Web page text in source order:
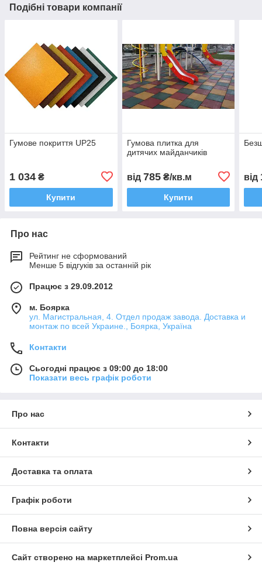
Подібні товари компанії
Гумове покриття UP25
1 034 ₴
Купити
Гумова плитка для
дитячих майданчиків
від 785₴/кв.м
Купити
від
Про нас
Рейтинг не сформований
Менше 5 відгуків за останній рік
Працює з 29.09.2012
м. Боярка
ул. Магистральная, 4. Отдел продаж завода. Доставка и
монтаж по всей Украине., Боярка, Україна
Контакти
Сьогодні працює з 09:00 до 18:00
Показати весь графік роботи
Про нас
Контакти
Доставка та оплата
Графік роботи
Повна версія сайту
Сайт створено на маркетплейсі Prom.ua